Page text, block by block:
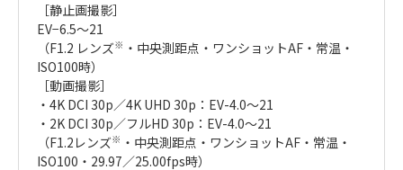
［静止画撮影］
EV−6.5〜21
（F1.2 レンズ※ ・中央測距点・ワンショットAF・常温・
ISO100時）
［動画撮影］
・4K DCI 30p／4K UHD 30p：EV-4.0～21
・2K DCI 30p／フルHD 30p：EV-4.0～21
（F1.2レンズ※ ・中央測距点・ワンショットAF・常温・
ISO100・29.97／25.00fps時）